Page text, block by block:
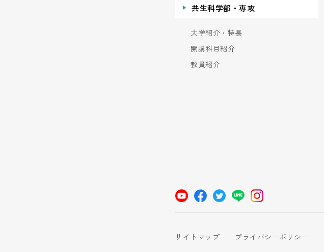
共生科学部・専攻
大学紹介・特長
開講科目紹介
教員紹介
サイトマップ プライバシーポリシー